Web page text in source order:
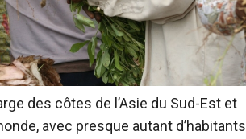
des côtes de l’Asie du Sud-Est et
avec presque autant d’habitants